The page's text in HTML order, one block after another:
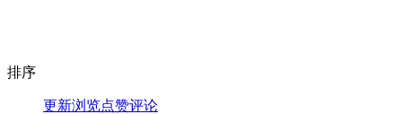
排序
更新浏览点赞评论